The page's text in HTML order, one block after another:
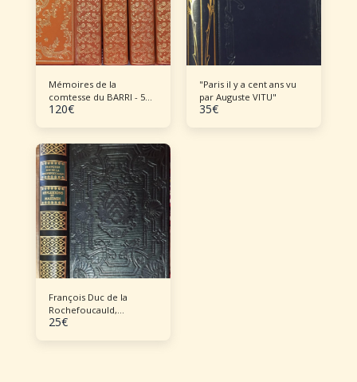
Mémoires de la
comtesse du BARRI - 5
volumes
120€
"Paris il y a cent ans vu
par Auguste VITU"
35€
François Duc de la
Rochefoucauld,
"Réflexions et Maximes"
25€